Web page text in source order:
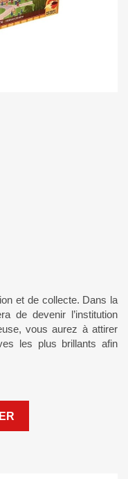
et de collecte. Dans la
de devenir l’institution
vous aurez à attirer
les plus brillants afin